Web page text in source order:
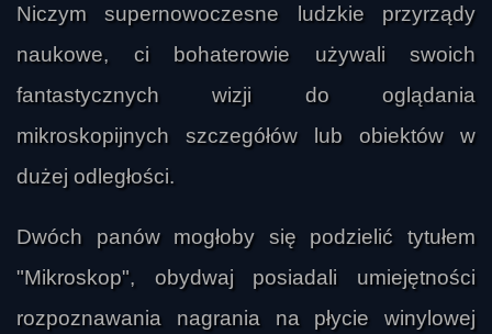
Niczym supernowoczesne ludzkie przyrządy
naukowe, ci bohaterowie używali swoich
fantastycznych wizji do oglądania
mikroskopijnych szczegółów lub obiektów w
dużej odległości.
Dwóch panów mogłoby się podzielić tytułem
"Mikroskop", obydwaj posiadali umiejętności
rozpoznawania nagrania na płycie winylowej